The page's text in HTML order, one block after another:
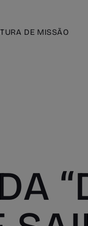
DE MISSÃO